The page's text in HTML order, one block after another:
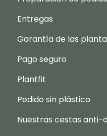
Entregas
Garantía de las
Pago seguro
Plantfit
Pedido sin plástico
Nuestras cestas anti-